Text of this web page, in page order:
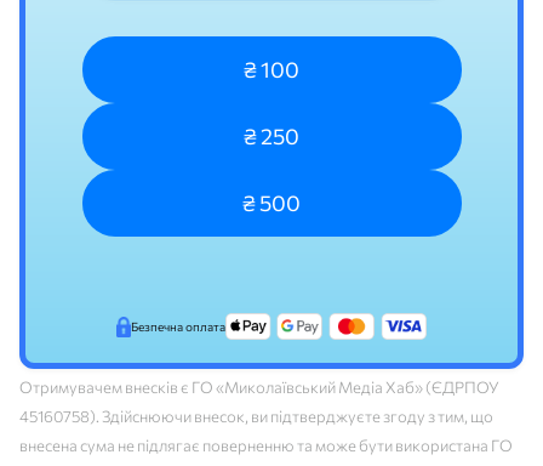
₴ 100
₴ 250
₴ 500
Безпечна оплата
Отримувачем внесків є ГО «Миколаївський Медіа Хаб» (ЄДРПОУ
45160758). Здійснюючи внесок, ви підтверджуєте згоду з тим, що
внесена сума не підлягає поверненню та може бути використана ГО